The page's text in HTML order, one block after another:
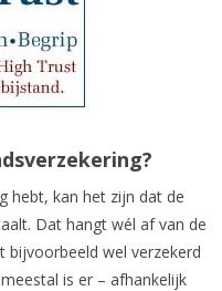
hebt, kan het zijn dat de
Dat hangt wél af van de
bijvoorbeeld wel verzekerd
is er – afhankelijk